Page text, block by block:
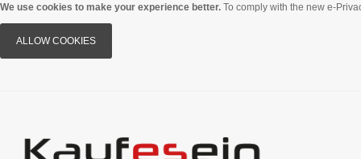
We use cookies to make your experience better. To comply with the new e-
ALLOW COOKIES